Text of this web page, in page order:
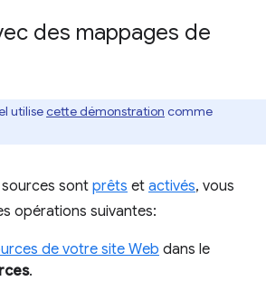
des mappages de
utilisecette démonstration comme
sontprêts et activés, vous
opérations suivantes:
de votre site Web dans le
.